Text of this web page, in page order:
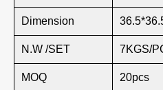
Dimension
N.W /SET 7KGS/
MOQ 20pcs